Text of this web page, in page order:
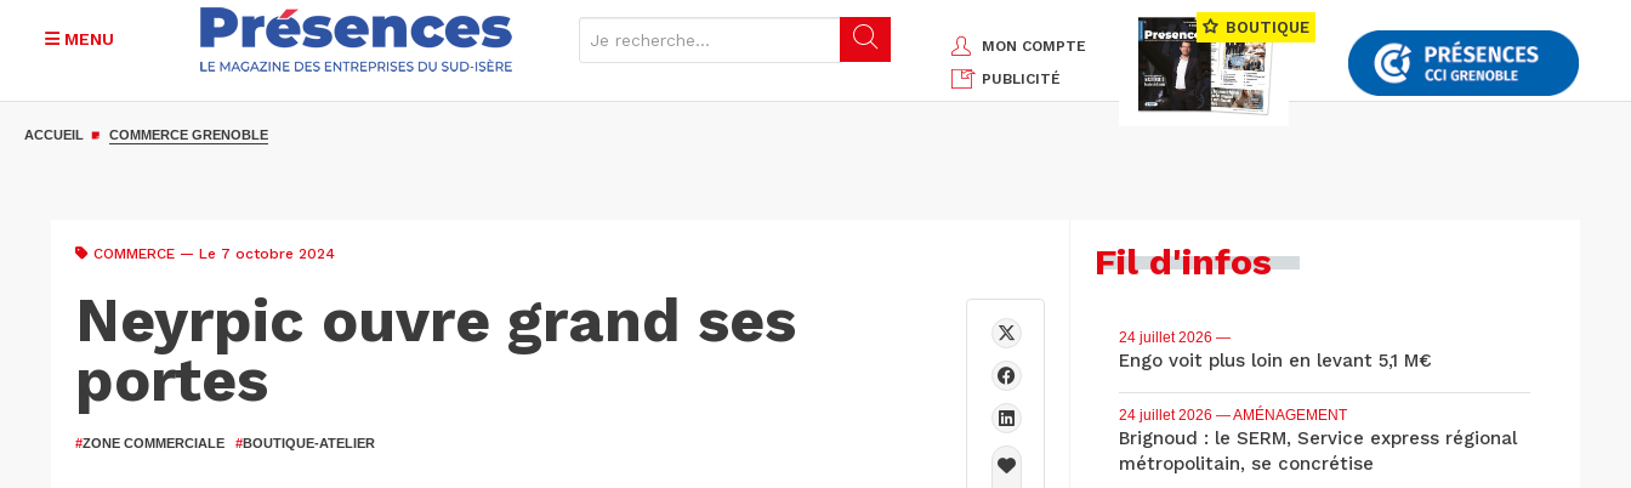
MENU
MON COMPTE
PUBLICITÉ
BOUTIQUE
ACCUEIL COMMERCE GRENOBLE
COMMERCE — Le 7 octobre 2024
Neyrpic ouvre grand ses
portes
#ZONE COMMERCIALE #BOUTIQUE-ATELIER
Fil d'infos
24 juillet 2026 —
Engo voit plus loin en levant 5,1 M€
24 juillet 2026 — AMÉNAGEMENT
Brignoud : le SERM, Service express régional
métropolitain, se concrétise